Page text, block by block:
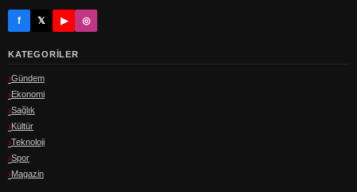
f 𝕏 ▶ ◎
KATEGORILER
Gündem
Ekonomi
Sağlık
Kültür
Teknoloji
Spor
Magazin